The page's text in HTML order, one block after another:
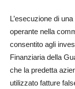
L’esecuzione di
operante nella
consentito agli
Finanziaria della
che la predetta
utilizzato fatture